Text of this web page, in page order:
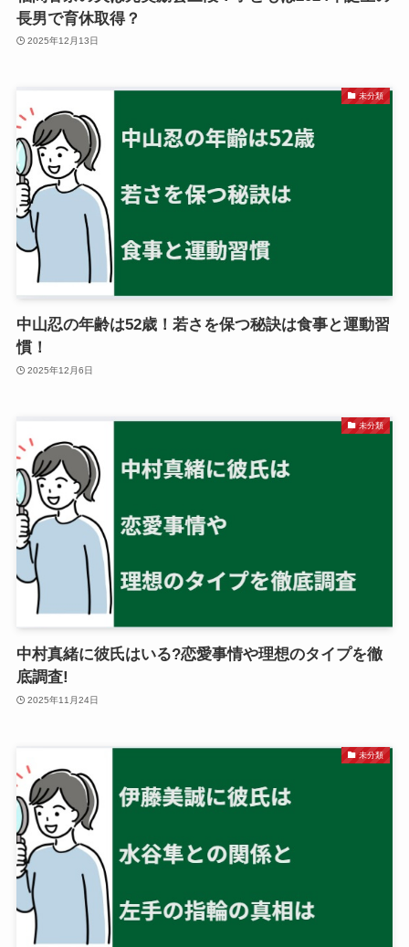
長男で育休取得？
2025年12月13日
未分類
中山忍の年齢は52歳！若さを保つ秘訣は食事と運動習
慣！
2025年12月6日
未分類
中村真緒に彼氏はいる?恋愛事情や理想のタイプを徹
底調査!
2025年11月24日
未分類